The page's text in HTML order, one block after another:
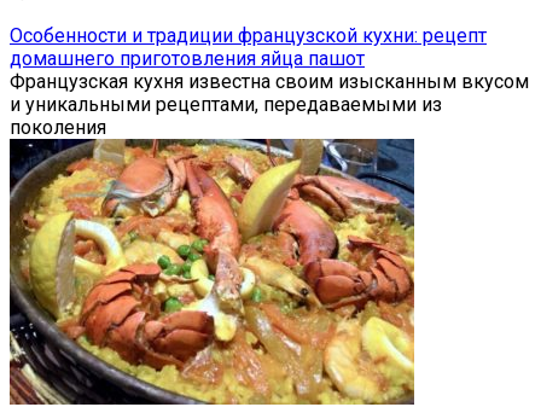
Особенности и традиции французской кухни: рецепт
домашнего приготовления яйца пашот
Французская кухня известна своим изысканным вкусом
и уникальными рецептами, передаваемыми из
поколения